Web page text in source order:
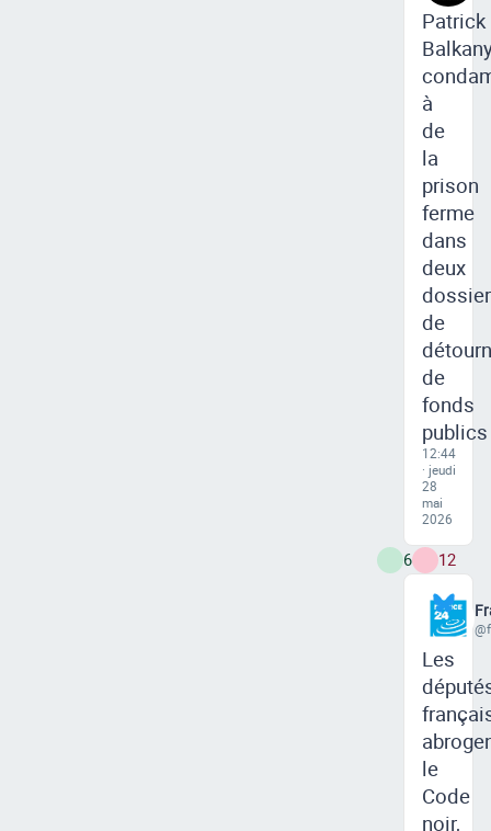
Patrick
à
de
la
prison
ferme
dans
deux
de
de
fonds
publics
12:44
· jeudi
28
mai
2026
6 12
Les
le
Code
noir,